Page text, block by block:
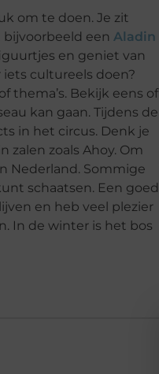
om te doen. Je zit
een Aladin
en geniet van
iets cultureels doen?
thema’s. Bekijk eens of
kan gaan. Tijdens de
in het circus. Denk je
zoals Ahoy. Om
Nederland. Sommige
schaatsen. Een goed
en heb veel plezier
In de winter is het bos